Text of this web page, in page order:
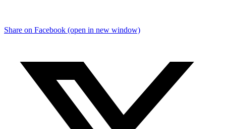
Share on Facebook (open in new window)